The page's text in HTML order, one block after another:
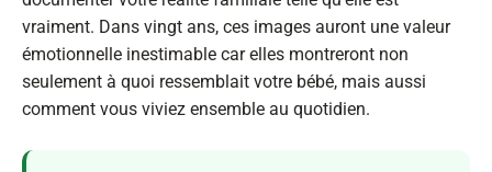
vraiment. Dans vingt ans, ces images auront une valeur
émotionnelle inestimable car elles montreront non
seulement à quoi ressemblait votre bébé, mais aussi
comment vous viviez ensemble au quotidien.